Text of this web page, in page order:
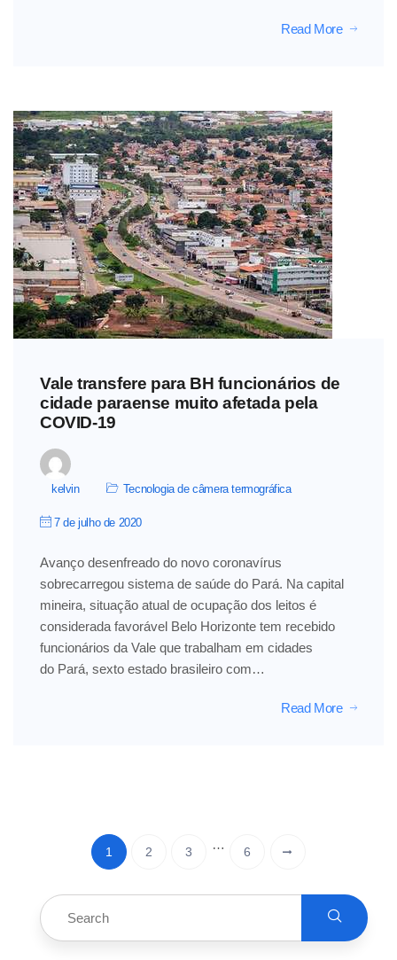
Read More
Vale transfere para BH funcionários de
cidade paraense muito afetada pela
COVID-19
kelvin Tecnologia de câmera termográfica
7 de julho de 2020
Avanço desenfreado do novo coronavírus
sobrecarregou sistema de saúde do Pará. Na capital
mineira, situação atual de ocupação dos leitos é
considerada favorável Belo Horizonte tem recebido
funcionários da Vale que trabalham em cidades
do Pará, sexto estado brasileiro com…
Read More
1 2 3 … 6